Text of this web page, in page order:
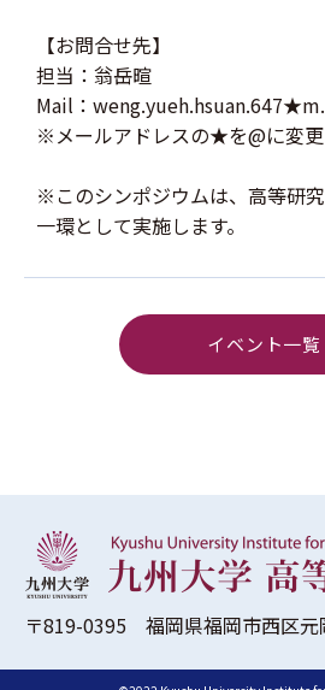
【お問合せ先】
担当：翁岳暄
Mail：
※メールアドレスの★を@に変更
※このシンポジウムは、高等研
一環として実施します。
イベント一覧
〒819-0395 福岡県福岡市西区元